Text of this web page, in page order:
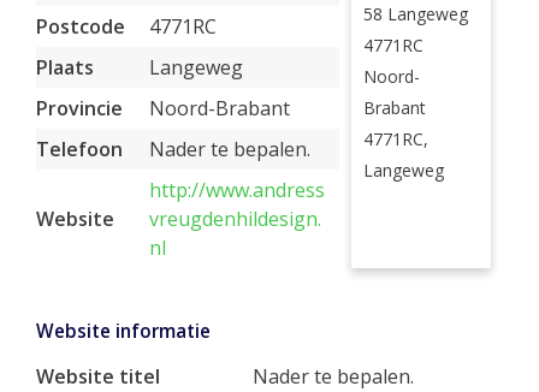
Postcode
4771RC
Plaats
Langeweg
Provincie
Noord-Brabant
Telefoon
Nader te bepalen.
Website
http://www.andress
vreugdenhildesign.
nl
58 Langeweg
4771RC
Noord-
Brabant
4771RC,
Langeweg
Website informatie
Website titel
Nader te bepalen.